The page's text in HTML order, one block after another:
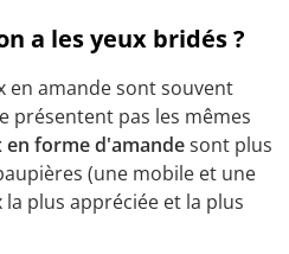
a les yeux bridés ?
en amande sont souvent
présentent pas les mêmes
en forme d'amandesont plus
(une mobile et une
plus appréciée et la plus